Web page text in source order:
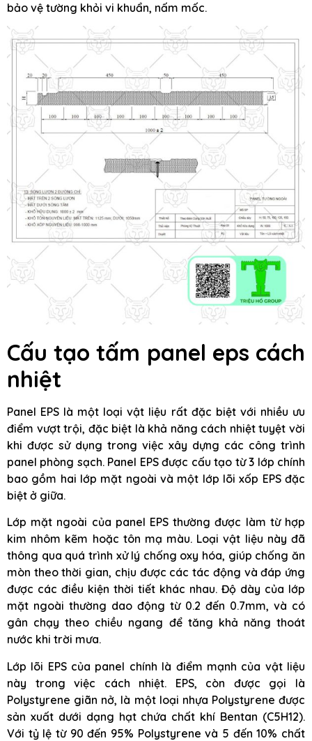
bảo vệ tường khỏi vi khuẩn, nấm mốc.
Cấu tạo tấm panel eps cách
nhiệt
Panel EPS là một loại vật liệu rất đặc biệt với nhiều ưu
điểm vượt trội, đặc biệt là khả năng cách nhiệt tuyệt vời
khi được sử dụng trong việc xây dựng các công trình
panel phòng sạch. Panel EPS được cấu tạo từ 3 lớp chính
bao gồm hai lớp mặt ngoài và một lớp lõi xốp EPS đặc
biệt ở giữa.
Lớp mặt ngoài của panel EPS thường được làm từ hợp
kim nhôm kẽm hoặc tôn mạ màu. Loại vật liệu này đã
thông qua quá trình xử lý chống oxy hóa, giúp chống ăn
mòn theo thời gian, chịu được các tác động và đáp ứng
được các điều kiện thời tiết khác nhau. Độ dày của lớp
mặt ngoài thường dao động từ 0.2 đến 0.7mm, và có
gân chạy theo chiều ngang để tăng khả năng thoát
nước khi trời mưa.
Lớp lõi EPS của panel chính là điểm mạnh của vật liệu
này trong việc cách nhiệt. EPS, còn được gọi là
Polystyrene giãn nở, là một loại nhựa Polystyrene được
sản xuất dưới dạng hạt chứa chất khí Bentan (C5H12).
Với tỷ lệ từ 90 đến 95% Polystyrene và 5 đến 10% chất